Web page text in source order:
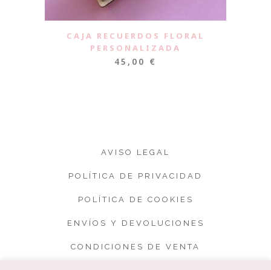
CAJA RECUERDOS FLORAL
PERSONALIZADA
45,00 €
AVISO LEGAL
POLÍTICA DE PRIVACIDAD
POLÍTICA DE COOKIES
ENVÍOS Y DEVOLUCIONES
CONDICIONES DE VENTA